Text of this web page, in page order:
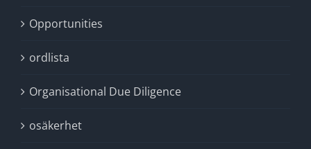
Opportunities
ordlista
Organisational Due Diligence
osäkerhet